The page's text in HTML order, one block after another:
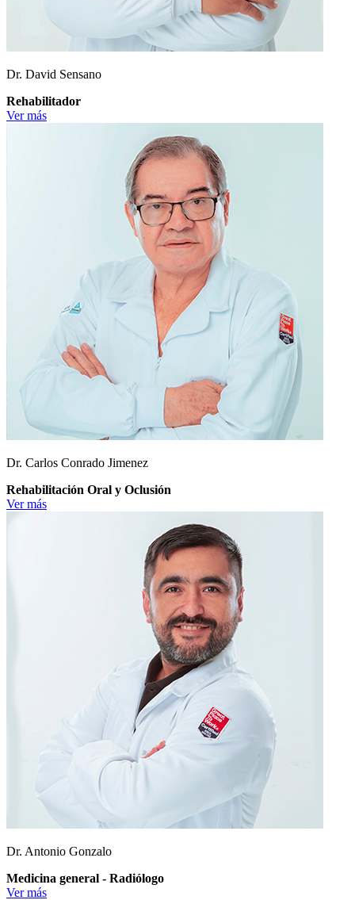
Dr. David Sensano
Rehabilitador
Ver más
Dr. Carlos Conrado Jimenez
Rehabilitación Oral y Oclusión
Ver más
Dr. Antonio Gonzalo
Medicina general - Radiólogo
Ver más